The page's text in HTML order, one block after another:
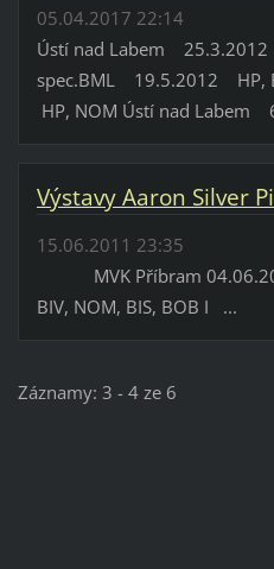
05.04.2017 22:14
Ústí nad Labem 25.3.2012
spec.BML 19.5.2012 HP,
HP, NOM Ústí nad
Výstavy Aaron Silver
15.06.2011 23:35
MVK Příbram
BIV, NOM, BIS, BOB I ...
Záznamy: 3 - 4 ze 6